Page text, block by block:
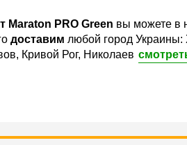
Maraton PRO Green вы можете в
доставим любой город
Кривой Рог, Николаев